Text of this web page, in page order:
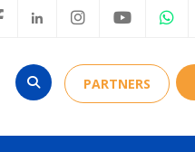
PARTNERS